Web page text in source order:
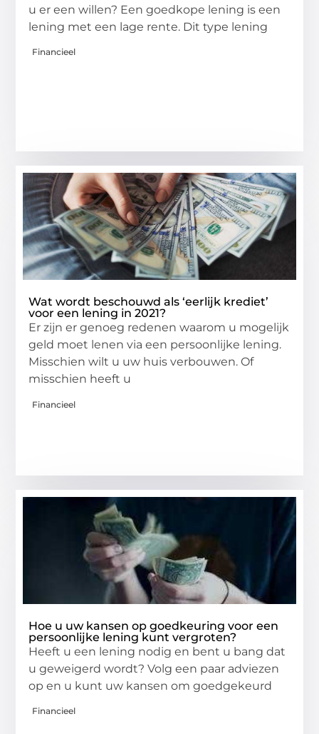
u er een willen? Een goedkope lening is een
lening met een lage rente. Dit type lening
Financieel
Wat wordt beschouwd als ‘eerlijk krediet’
voor een lening in 2021?
Er zijn er genoeg redenen waarom u mogelijk
geld moet lenen via een persoonlijke lening.
Misschien wilt u uw huis verbouwen. Of
misschien heeft u
Financieel
Hoe u uw kansen op goedkeuring voor een
persoonlijke lening kunt vergroten?
Heeft u een lening nodig en bent u bang dat
u geweigerd wordt? Volg een paar adviezen
op en u kunt uw kansen om goedgekeurd
Financieel